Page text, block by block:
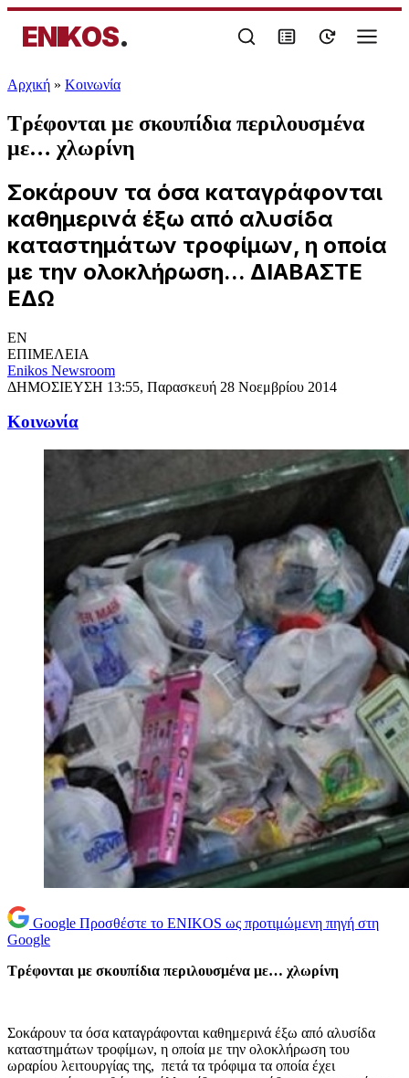
ENIKOS.
Αρχική » Κοινωνία
Τρέφονται με σκουπίδια περιλουσμένα
με… χλωρίνη
Σοκάρουν τα όσα καταγράφονται
καθημερινά έξω από αλυσίδα
καταστημάτων τροφίμων, η οποία
με την ολοκλήρωση... ΔΙΑΒΑΣΤΕ
ΕΔΩ
EN
ΕΠΙΜΕΛΕΙΑ
Enikos Newsroom
ΔΗΜΟΣΙΕΥΣΗ 13:55, Παρασκευή 28 Νοεμβρίου 2014
Κοινωνία
Google Προσθέστε το ENIKOS ως προτιμώμενη πηγή στη
Google
Τρέφονται με σκουπίδια περιλουσμένα με… χλωρίνη
Σοκάρουν τα όσα καταγράφονται καθημερινά έξω από αλυσίδα
καταστημάτων τροφίμων, η οποία με την ολοκλήρωση του
ωραρίου λειτουργίας της, πετά τα τρόφιμα τα οποία έχει